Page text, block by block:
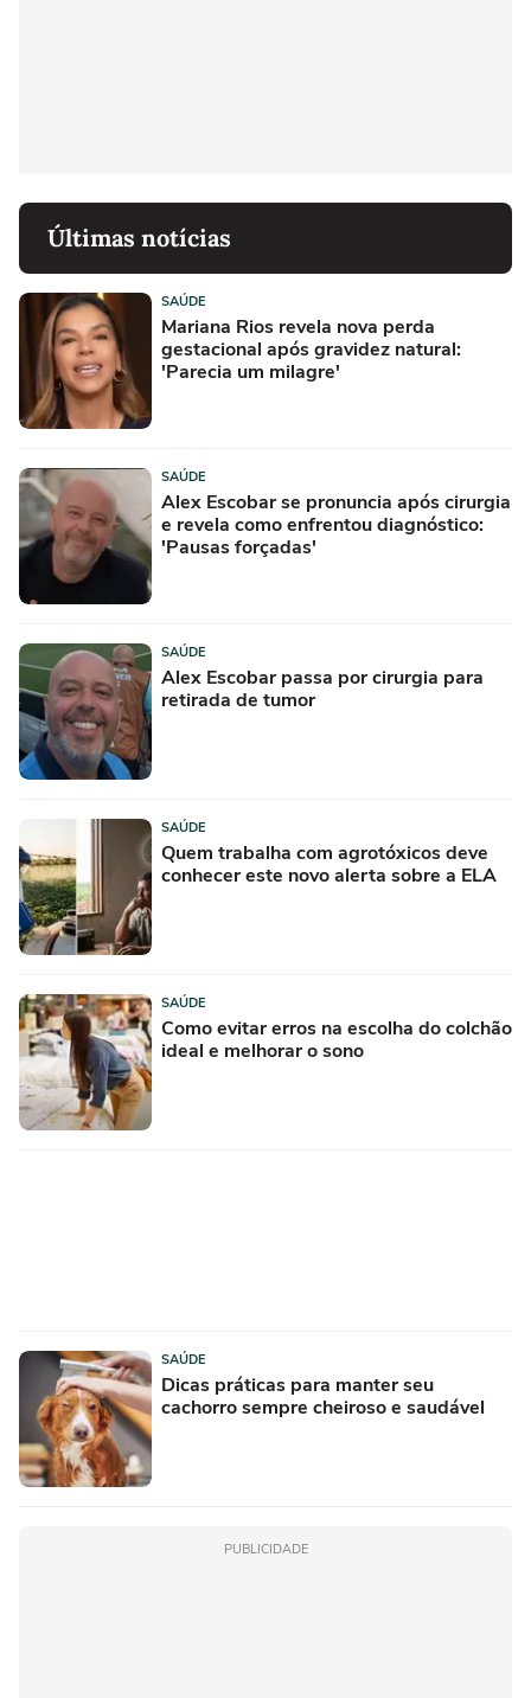
Últimas notícias
SAÚDE
Mariana Rios revela nova perda
gestacional após gravidez natural:
'Parecia um milagre'
SAÚDE
Alex Escobar se pronuncia após cirurgia
e revela como enfrentou diagnóstico:
'Pausas forçadas'
SAÚDE
Alex Escobar passa por cirurgia para
retirada de tumor
SAÚDE
Quem trabalha com agrotóxicos deve
conhecer este novo alerta sobre a ELA
SAÚDE
Como evitar erros na escolha do colchão
ideal e melhorar o sono
SAÚDE
Dicas práticas para manter seu
cachorro sempre cheiroso e saudável
PUBLICIDADE